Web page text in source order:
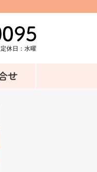
休日：水曜